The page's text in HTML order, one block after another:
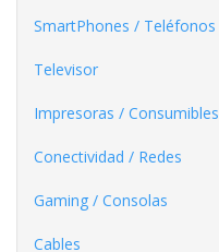
SmartPhones / Teléfonos
Televisor
Impresoras / Consumibles
Conectividad / Redes
Gaming / Consolas
Cables